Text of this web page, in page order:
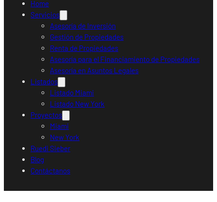
Home
Servicios
Asesoría de Inversión
Gestión de Propiedades
Renta de Propiedades
Asesoría para el Financiamiento de Propiedades
Asesoría en Asuntos Legales
Listados
Listado Miami
Listado New York
Proyectos
Miami
New York
Ruedi Sieber
Blog
Contáctanos